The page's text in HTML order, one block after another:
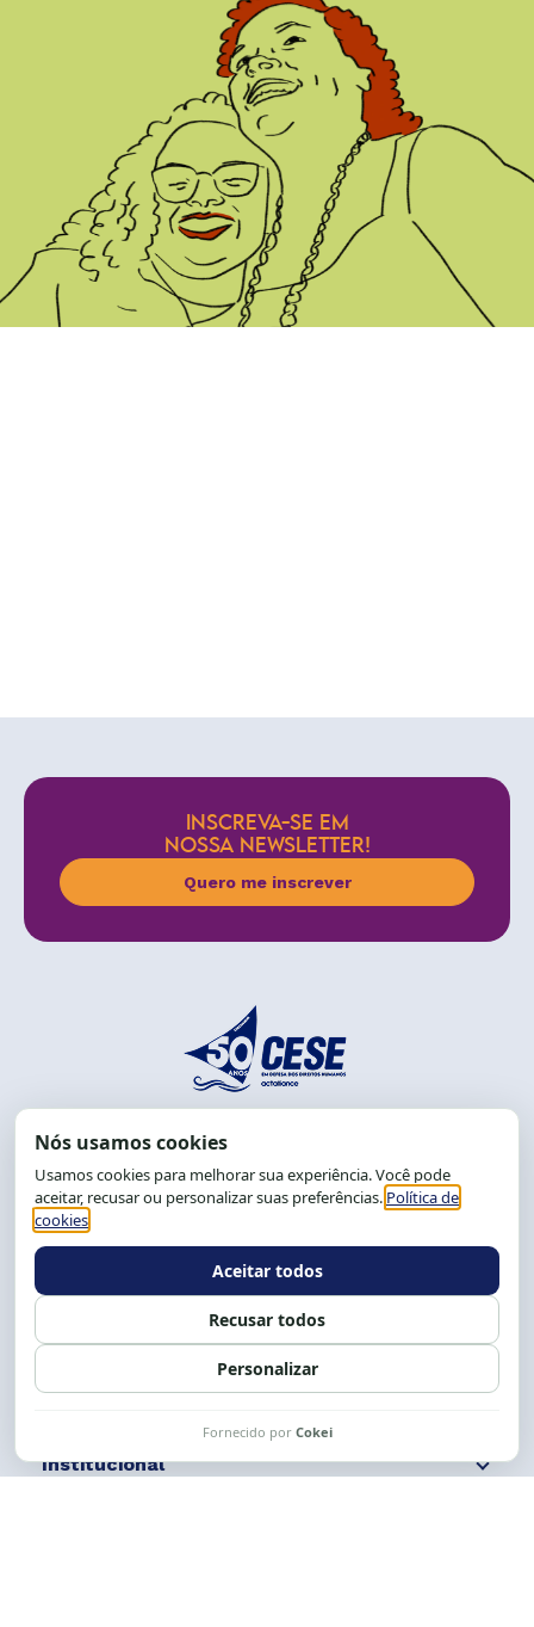
INSCREVA-SE EM
NOSSA NEWSLETTER!
Quero me inscrever
End.: R. da Graça, 150. Graça
CEP: 40.150-055
Salvador-BA, Brasil.
Tel.: (71) 2104-5457, Cel.: (71) 9 9239-2104 ou 2105
Expediente: 8h às 12h e 13 às 17h.
Siga nossas redes Fale conosco
Institucional